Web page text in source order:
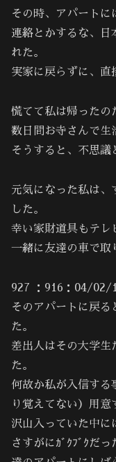
その時、アパートに
連絡とかするな、日
れた。
実家に戻らずに、直
慌てて私は帰ったの
数日間お寺さんで生
そうすると、不思議
元気になった私は、
した。
幸い家財道具もテレ
一緒に友達の車で取
927 ：916：04/02/
そのアパートに戻る
た。
差出人はその大学生
た。
何故か私が入信する
り覚えてない）用意
沢山入っていた中に
さすがにｶﾞｸﾌﾞｸだ